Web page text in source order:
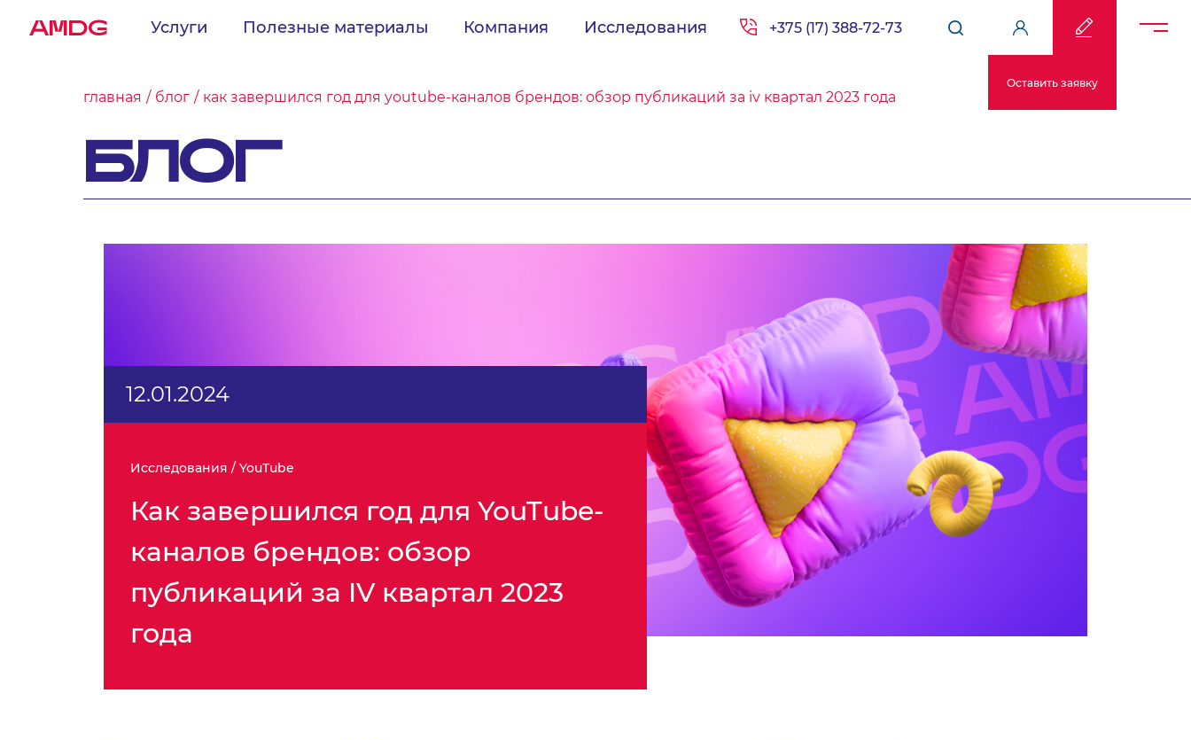
AMDG Услуги Полезные материалы Компания Исследования +375 (17) 388-72-73
Оставить заявку
главная блог как завершился год для youtube-каналов брендов: обзор публикаций за iv квартал 2023 года
БЛОГ
12.01.2024
Исследования / YouTube
Как завершился год для YouTube-
каналов брендов: обзор
публикаций за IV квартал 2023
года